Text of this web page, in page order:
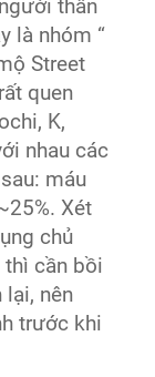
thân
là nhóm “
Street
quen
K,
nhau các
máu
Xét
chủ
thì cần bồi
lại, nên
trước khi